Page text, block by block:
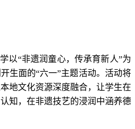
以“非遗润童心，传承育新人”为
生面的“六一”主题活动。活动将
地文化资源深度融合，让学生在
知，在非遗技艺的浸润中涵养德